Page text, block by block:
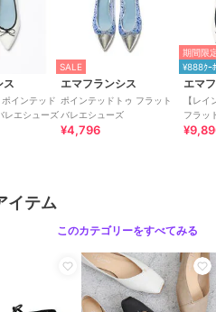
バレエシューズ
バレエシューズ
ブラック、シルバー
ポリエステル素材
かし編み/
ポリエステル素材/
透かし編み
2.5cm未満
ス
ポインテッド
レエシューズ
SALE
エマフランシス
ポインテッドトゥ フラット
バレエシューズ
¥4,796
期間限
¥888ｸｰ
エマ
【レ
フラッ
イテム
このカテゴリーをすべてみる